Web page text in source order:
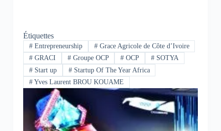
Étiquettes
#‪Entrepreneurship‬ #Grace Agricole de Côte d’Ivoire
#GRACI #Groupe OCP # OCP # SOTYA
#Start up #Startup Of The Year Africa
#Yves Laurent BROU KOUAME